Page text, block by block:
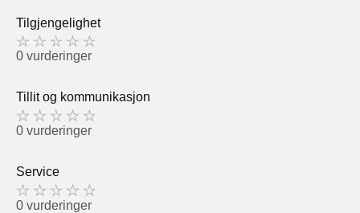
Tilgjengelighet
0 vurderinger
Tillit og kommunikasjon
0 vurderinger
Service
0 vurderinger